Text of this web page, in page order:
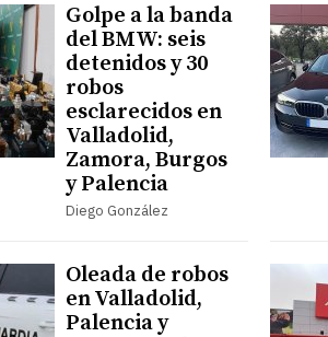
Golpe a la banda
del BMW: seis
detenidos y 30
robos
esclarecidos en
Valladolid,
Zamora, Burgos
y Palencia
Diego González
Oleada de robos
en Valladolid,
Palencia y